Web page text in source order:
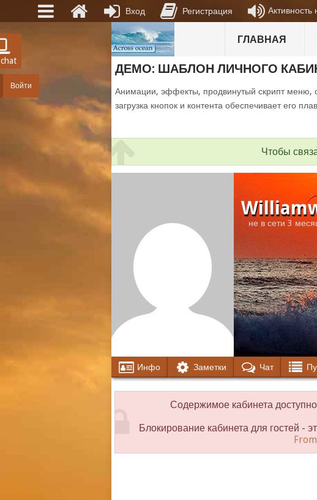
Войти
ГЛАВНАЯ
ДЕМО: ШАБЛОН ЛИЧНОГО
Анимации, эффекты, продвинутый скрипт меню,
загрузка кнопок и контента обеспечивает его
Чтобы
не в сети 3
Инфо Заметки Чат
Содержимое кабинета
Блокирование кабинета для гостей -
Вход Регистрация Активность